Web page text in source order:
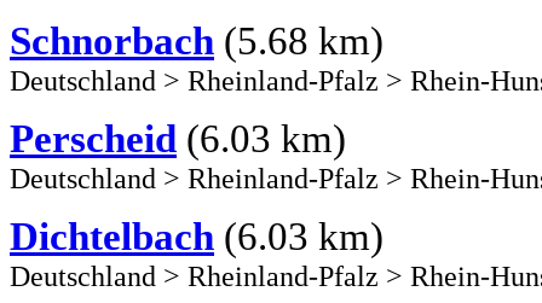
Schnorbach (5.68 km)
Deutschland > Rheinland-Pfalz > Rhein-
Perscheid (6.03 km)
Deutschland > Rheinland-Pfalz > Rhein-
Dichtelbach (6.03 km)
Deutschland > Rheinland-Pfalz > Rhein-